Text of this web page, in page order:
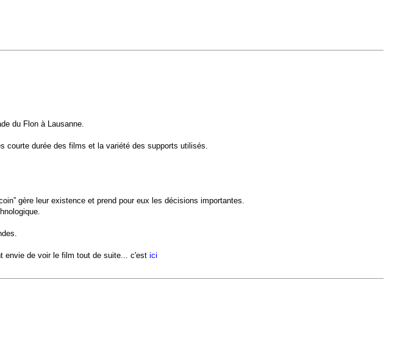
du Flon à Lausanne.
courte durée des films et la variété des supports utilisés.
gère leur existence et prend pour eux les décisions importantes.
envie de voir le film tout de suite... c'est ici